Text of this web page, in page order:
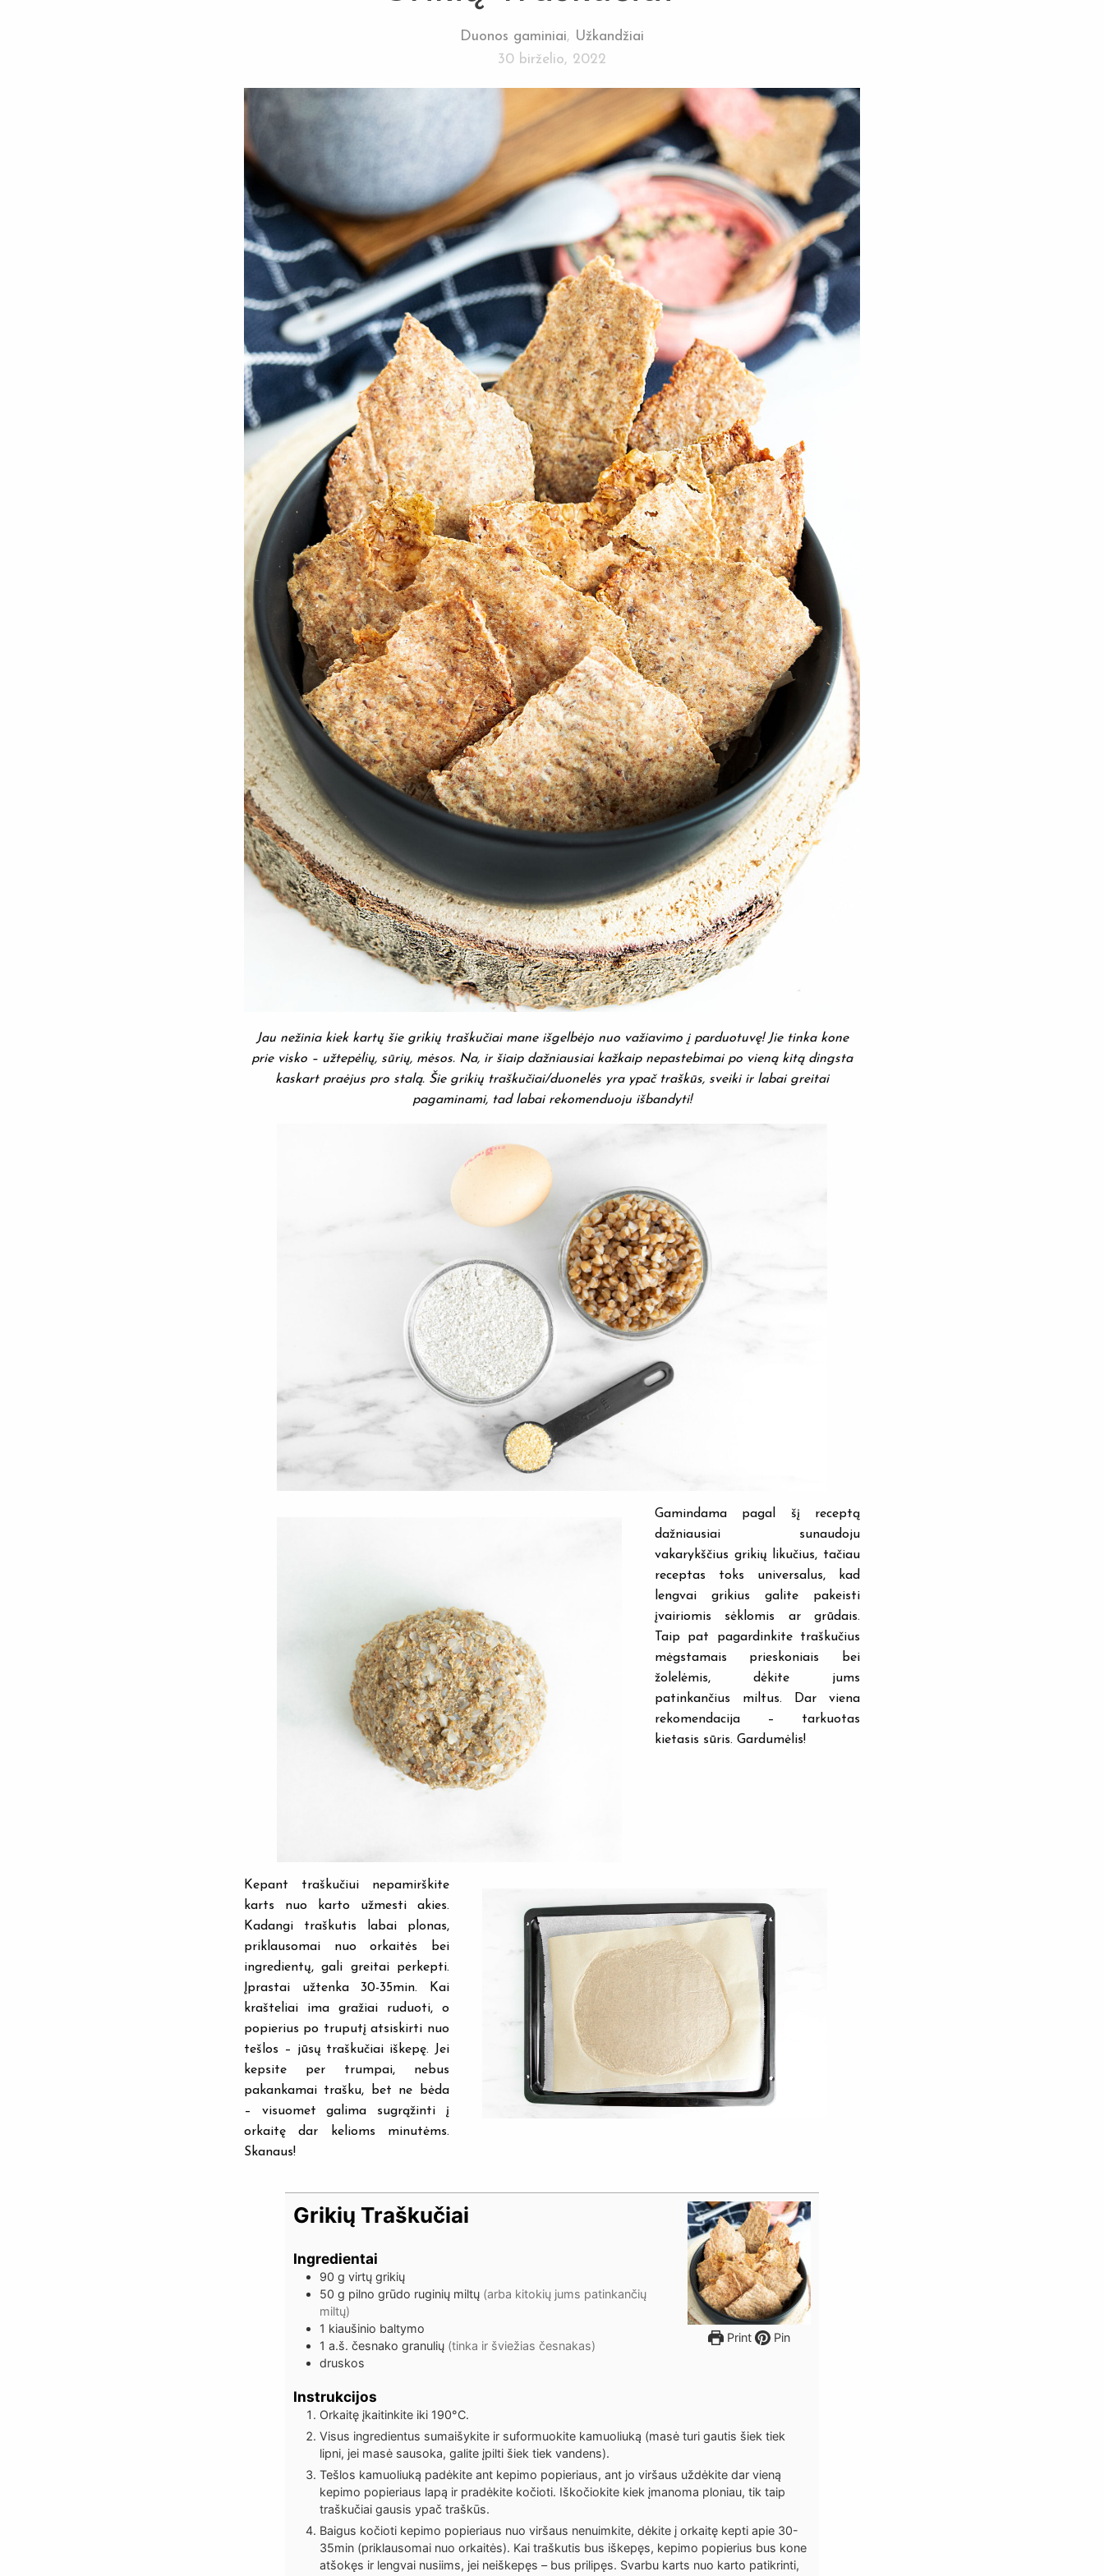
Duonos gaminiai, Užkandžiai
30 birželio, 2022
Jau nežinia kiek kartų šie grikių traškučiai mane išgelbėjo nuo važiavimo į parduotuvę! Jie tinka kone
prie visko – užtepėlių, sūrių, mėsos. Na, ir šiaip dažniausiai kažkaip nepastebimai po vieną kitą dingsta
kaskart praėjus pro stalą. Šie grikių traškučiai/duonelės yra ypač traškūs, sveiki ir labai greitai
pagaminami, tad labai rekomenduoju išbandyti!
Gamindama pagal šį receptą
dažniausiai sunaudoju
vakarykščius grikių likučius, tačiau
receptas toks universalus, kad
lengvai grikius galite pakeisti
įvairiomis sėklomis ar grūdais.
Taip pat pagardinkite traškučius
mėgstamais prieskoniais bei
žolelėmis, dėkite jums
patinkančius miltus. Dar viena
rekomendacija – tarkuotas
kietasis sūris. Gardumėlis!
Kepant traškučiui nepamirškite
karts nuo karto užmesti akies.
Kadangi traškutis labai plonas,
priklausomai nuo orkaitės bei
ingredientų, gali greitai perkepti.
Įprastai užtenka 30-35min. Kai
krašteliai ima gražiai ruduoti, o
popierius po truputį atsiskirti nuo
tešlos – jūsų traškučiai iškepę. Jei
kepsite per trumpai, nebus
pakankamai trašku, bet ne bėda
– visuomet galima sugrąžinti į
orkaitę dar kelioms minutėms.
Skanaus!
Print Pin
Grikių Traškučiai
Ingredientai
90 g virtų grikių
50 g pilno grūdo ruginių miltų (arba kitokių jums patinkančių
miltų)
1 kiaušinio baltymo
1 a.š. česnako granulių (tinka ir šviežias česnakas)
druskos
Instrukcijos
Orkaitę įkaitinkite iki 190°C.
Visus ingredientus sumaišykite ir suformuokite kamuoliuką (masė turi gautis šiek tiek
lipni, jei masė sausoka, galite įpilti šiek tiek vandens).
Tešlos kamuoliuką padėkite ant kepimo popieriaus, ant jo viršaus uždėkite dar vieną
kepimo popieriaus lapą ir pradėkite kočioti. Iškočiokite kiek įmanoma ploniau, tik taip
traškučiai gausis ypač traškūs.
Baigus kočioti kepimo popieriaus nuo viršaus nenuimkite, dėkite į orkaitę kepti apie 30-
35min (priklausomai nuo orkaitės). Kai traškutis bus iškepęs, kepimo popierius bus kone
atšokęs ir lengvai nusiims, jei neiškepęs – bus prilipęs. Svarbu karts nuo karto patikrinti,